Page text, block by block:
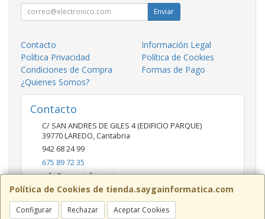
Política de Cookies de tienda.saygainformatica.com
Configurar Rechazar Aceptar Cookies
Enviar
Contacto
Información Legal
Política Privacidad
Política de Cookies
Condiciones de Compra
Formas de Pago
¿Quienes Somos?
Contacto
C/ SAN ANDRES DE GILES 4 (EDIFICIO PARQUE)
39770LAREDO, Cantabria
942 68 24 99
675 89 72 35
info@saygainformatica.com
Horario